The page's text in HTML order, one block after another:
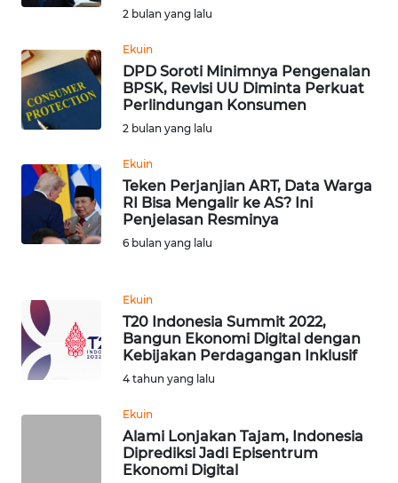
2 bulan yang lalu
Ekuin
DPD Soroti Minimnya Pengenalan
BPSK, Revisi UU Diminta Perkuat
Perlindungan Konsumen
2 bulan yang lalu
Ekuin
Teken Perjanjian ART, Data Warga
RI Bisa Mengalir ke AS? Ini
Penjelasan Resminya
6 bulan yang lalu
Ekuin
T20 Indonesia Summit 2022,
Bangun Ekonomi Digital dengan
Kebijakan Perdagangan Inklusif
4 tahun yang lalu
Ekuin
Alami Lonjakan Tajam, Indonesia
Diprediksi Jadi Episentrum
Ekonomi Digital
OLAHRAGA
EDITORIAL
Informasi
KONTAK
KAMI